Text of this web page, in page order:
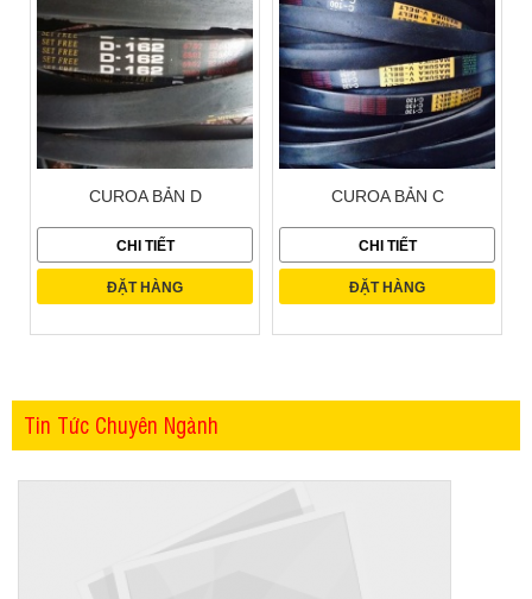
CUROA BẢN D
CHI TIẾT
ĐẶT HÀNG
CUROA BẢN C
CHI TIẾT
ĐẶT HÀNG
Tin Tức Chuyên Ngành